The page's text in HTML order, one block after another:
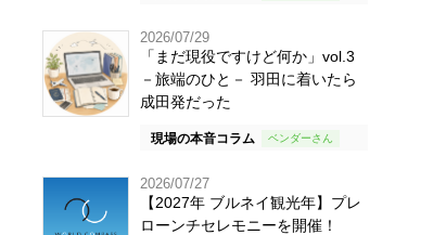
2026/07/29
「まだ現役ですけど何か」vol.3
－旅端のひと－ 羽田に着いたら
成田発だった
現場の本音コラム
2026/07/27
【2027年 ブルネイ観光年】プレ
ローンチセレモニーを開催！